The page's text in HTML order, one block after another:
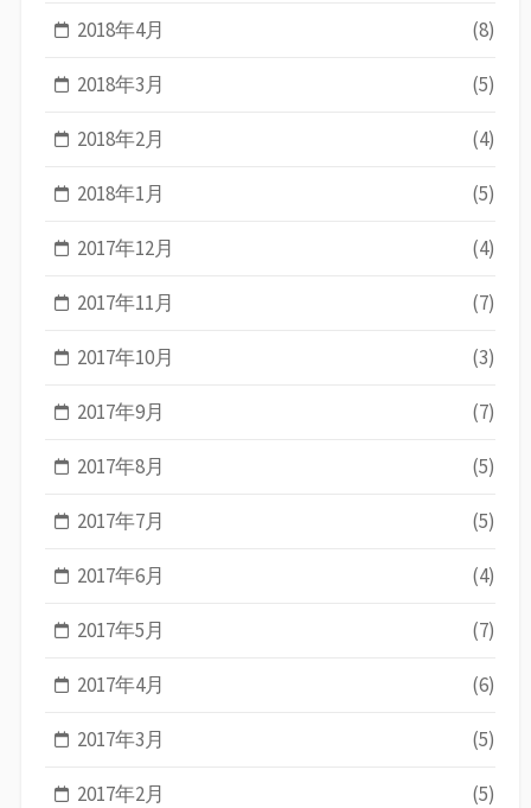
2018年4月 (8)
2018年3月 (5)
2018年2月 (4)
2018年1月 (5)
2017年12月 (4)
2017年11月 (7)
2017年10月 (3)
2017年9月 (7)
2017年8月 (5)
2017年7月 (5)
2017年6月 (4)
2017年5月 (7)
2017年4月 (6)
2017年3月 (5)
2017年2月 (5)